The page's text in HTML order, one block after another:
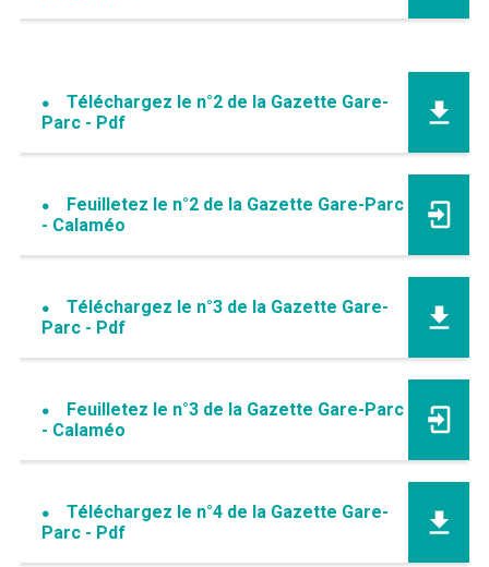
Téléchargez le n°2 de la Gazette Gare-
Parc - Pdf
Feuilletez le n°2 de la Gazette Gare-Parc
- Calaméo
Téléchargez le n°3 de la Gazette Gare-
Parc - Pdf
Feuilletez le n°3 de la Gazette Gare-Parc
- Calaméo
Téléchargez le n°4 de la Gazette Gare-
Parc - Pdf